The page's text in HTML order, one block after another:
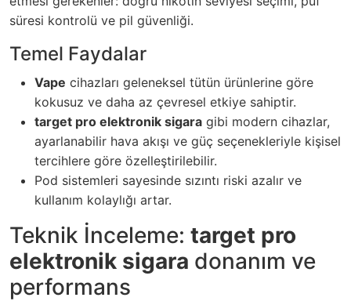
süresi kontrolü ve pil güvenliği.
Temel Faydalar
Vape cihazları geleneksel tütün ürünlerine göre
kokusuz ve daha az çevresel etkiye sahiptir.
target pro elektronik sigara gibi modern cihazlar,
ayarlanabilir hava akışı ve güç seçenekleriyle kişisel
tercihlere göre özelleştirilebilir.
Pod sistemleri sayesinde sızıntı riski azalır ve
kullanım kolaylığı artar.
Teknik İnceleme: target pro
elektronik sigara donanım ve
performans